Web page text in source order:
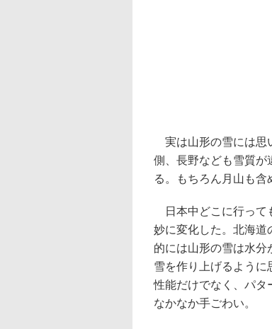
実は山形の雪には思
側、長野なども雪質が
る。もちろん月山も含
日本中どこに行って
妙に変化した。北海道
的には山形の雪は水分
雪を作り上げるように
性能だけでなく、パタ
なかなか手ごわい。